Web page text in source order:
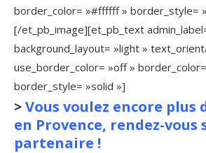
border_color= »#ffffff » border_style=
[/et_pb_image][et_pb_text
background_layout= »light »
use_border_color= »off »
border_style= »solid »]
>Vous voulez encore plus
en Provence, rendez-
partenaire !